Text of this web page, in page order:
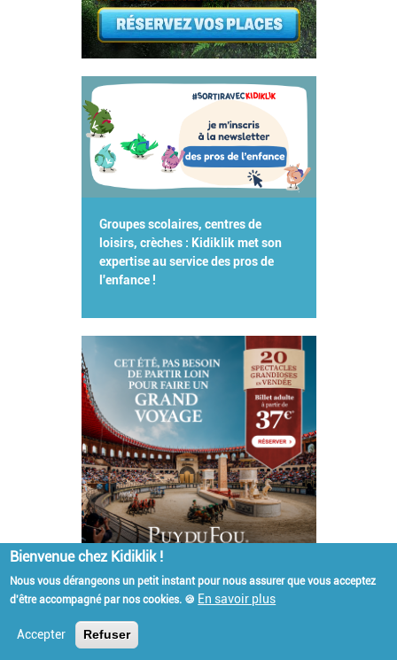
Groupes scolaires, centres de
loisirs, crèches : Kidiklik met son
expertise au service des pros de
l'enfance !
Bienvenue chez Kidiklik !
Nous vous dérangeons un petit instant pour nous assurer que vous acceptez
d'être accompagné par nos cookies. 🍪 En savoir plus
Accepter Refuser